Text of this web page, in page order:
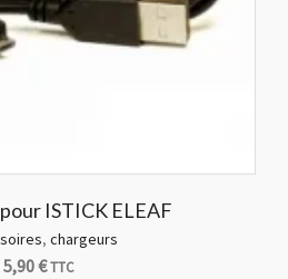
ISTICK ELEAF
, chargeurs
5,90€TTC